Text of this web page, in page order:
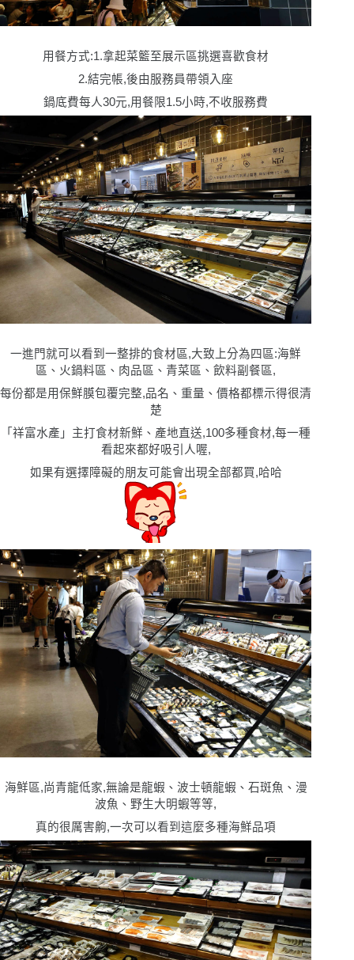
用餐方式:1.拿起菜籃至展示區挑選喜歡食材
2.結完帳,後由服務員帶領入座
鍋底費每人30元,用餐限1.5小時,不收服務費
一進門就可以看到一整排的食材區,大致上分為四區:海鮮
區、火鍋料區、肉品區、青菜區、飲料副餐區,
每份都是用保鮮膜包覆完整,品名、重量、價格都標示得很清
楚
「祥富水產」主打食材新鮮、產地直送,100多種食材,每一種
看起來都好吸引人喔,
如果有選擇障礙的朋友可能會出現全部都買,哈哈
海鮮區,尚青龍低家,無論是龍蝦、波士頓龍蝦、石斑魚、漫
波魚、野生大明蝦等等,
真的很厲害齁,一次可以看到這麼多種海鮮品項